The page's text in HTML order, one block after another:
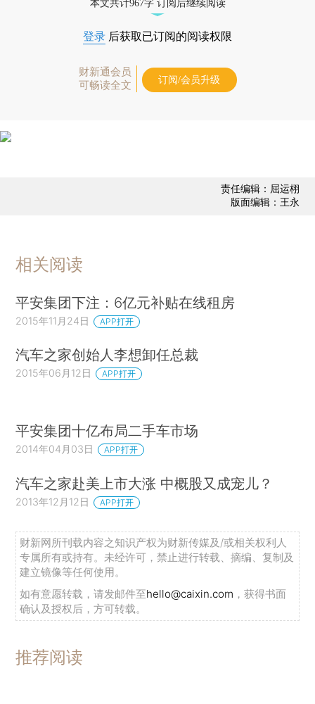
本文共计967字 订阅后继续阅读
登录 后获取已订阅的阅读权限
财新通会员
可畅读全文
订阅/会员升级
责任编辑：屈运栩
版面编辑：王永
相关阅读
平安集团下注：6亿元补贴在线租房
2015年11月24日 APP打开
汽车之家创始人李想卸任总裁
2015年06月12日 APP打开
平安集团十亿布局二手车市场
2014年04月03日 APP打开
汽车之家赴美上市大涨 中概股又成宠儿？
2013年12月12日 APP打开
财新网所刊载内容之知识产权为财新传媒及/或相关权利人
专属所有或持有。未经许可，禁止进行转载、摘编、复制及
建立镜像等任何使用。
如有意愿转载，请发邮件至hello@caixin.com ，获得书面
确认及授权后，方可转载。
推荐阅读